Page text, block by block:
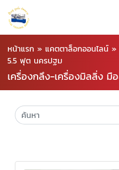
หน้าแรก » แคตตาล็อกออนไลน์ »
5.5 ฟุต นครปฐม
เครื่องกลึง-เครื่องมิลลิ่ง มื